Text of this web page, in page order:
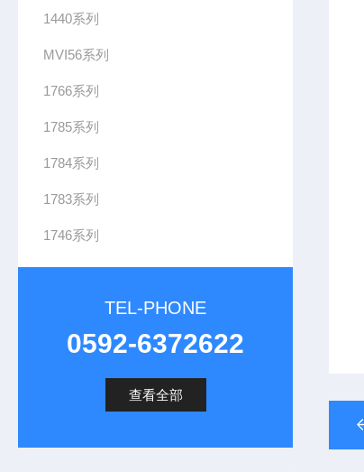
1440系列
MVI56系列
1766系列
1785系列
1784系列
1783系列
1746系列
TEL-PHONE
0592-6372622
查看全部